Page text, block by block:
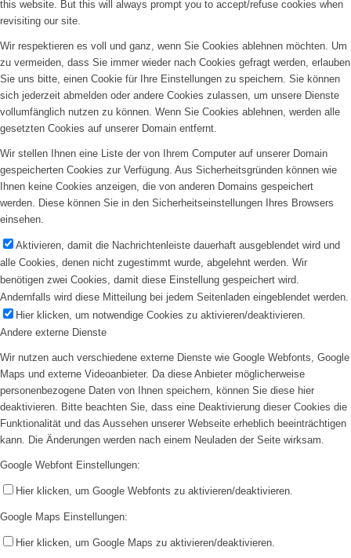
this website. But this will always prompt you to accept/refuse cookies when
revisiting our site.
Wir respektieren es voll und ganz, wenn Sie Cookies ablehnen möchten. Um
zu vermeiden, dass Sie immer wieder nach Cookies gefragt werden, erlauben
Sie uns bitte, einen Cookie für Ihre Einstellungen zu speichern. Sie können
sich jederzeit abmelden oder andere Cookies zulassen, um unsere Dienste
vollumfänglich nutzen zu können. Wenn Sie Cookies ablehnen, werden alle
gesetzten Cookies auf unserer Domain entfernt.
Wir stellen Ihnen eine Liste der von Ihrem Computer auf unserer Domain
gespeicherten Cookies zur Verfügung. Aus Sicherheitsgründen können wie
Ihnen keine Cookies anzeigen, die von anderen Domains gespeichert
werden. Diese können Sie in den Sicherheitseinstellungen Ihres Browsers
einsehen.
Aktivieren, damit die Nachrichtenleiste dauerhaft ausgeblendet wird und
alle Cookies, denen nicht zugestimmt wurde, abgelehnt werden. Wir
benötigen zwei Cookies, damit diese Einstellung gespeichert wird.
Andernfalls wird diese Mitteilung bei jedem Seitenladen eingeblendet werden.
Hier klicken, um notwendige Cookies zu aktivieren/deaktivieren.
Andere externe Dienste
Wir nutzen auch verschiedene externe Dienste wie Google Webfonts, Google
Maps und externe Videoanbieter. Da diese Anbieter möglicherweise
personenbezogene Daten von Ihnen speichern, können Sie diese hier
deaktivieren. Bitte beachten Sie, dass eine Deaktivierung dieser Cookies die
Funktionalität und das Aussehen unserer Webseite erheblich beeinträchtigen
kann. Die Änderungen werden nach einem Neuladen der Seite wirksam.
Google Webfont Einstellungen:
Hier klicken, um Google Webfonts zu aktivieren/deaktivieren.
Google Maps Einstellungen:
Hier klicken, um Google Maps zu aktivieren/deaktivieren.